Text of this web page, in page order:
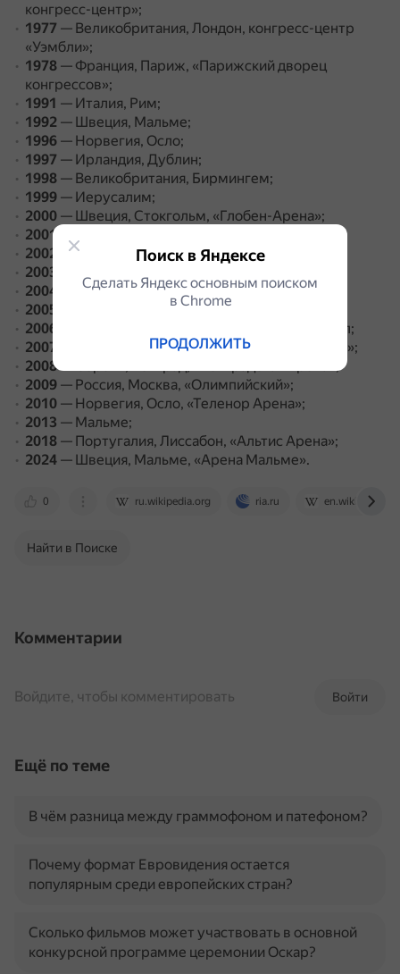
конгресс-центр»;
1977 — Великобритания, Лондон, конгресс-центр
«Уэмбли»;
1978 — Франция, Париж, «Парижский дворец
конгрессов»;
1991 — Италия, Рим;
1992 — Швеция, Мальме;
1996 — Норвегия, Осло;
1997 — Ирландия, Дублин;
1998 — Великобритания, Бирмингем;
1999 — Иерусалим;
2000 — Швеция, Стокгольм, «Глобен-Арена»;
2001
2002
— Эстония, Таллин, «Саку-суурхалль»;
2003
2004
— Турция, Стамбул, «Абди Ипекчи Арена»;
2005
— Украина, Киев, Дворец спорта;
2006
— Греция, Афины, Олимпийский крытый зал;
2007
— Финляндия, Хельсинки, «Хартвалл Арена»;
2008— Сербия, Белград, «Белградская Арена»;
2009 — Россия, Москва, «Олимпийский»;
2010 — Норвегия, Осло, «Теленор Арена»;
2013 — Мальме;
2018 — Португалия, Лиссабон, «Альтис Арена»;
2024 — Швеция, Мальме, «Арена Мальме».
0 ru.wikipedia.org ria.ru
Найти в Поиске
Комментарии
Войти
Войдите, чтобы комментировать
Ещё по теме
В чём разница между граммофоном и патефоном?
Почему формат Евровидения остается
популярным среди европейских стран?
Сколько фильмов может участвовать в основной
конкурсной программе церемонии Оскар?
Поиск в Яндексе
Сделать Яндекс основным поиском
в Сhrome
ПРОДОЛЖИТЬ